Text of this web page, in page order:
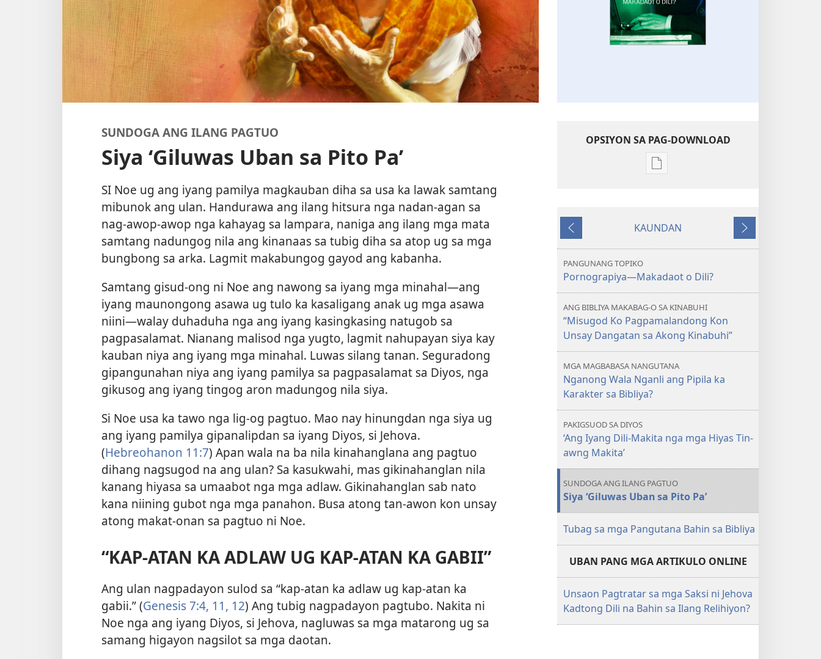
SUNDOGA ANG ILANG PAGTUO
Siya ‘Giluwas Uban sa Pito Pa’
SI Noe ug ang iyang pamilya magkauban diha sa usa ka lawak samtang
mibunok ang ulan. Handurawa ang ilang hitsura nga nadan-agan sa
nag-awop-awop nga kahayag sa lampara, naniga ang ilang mga mata
samtang nadungog nila ang kinanaas sa tubig diha sa atop ug sa mga
bungbong sa arka. Lagmit makabungog gayod ang kabanha.
Samtang gisud-ong ni Noe ang nawong sa iyang mga minahal—ang
iyang maunongong asawa ug tulo ka kasaligang anak ug mga asawa
niini—walay duhaduha nga ang iyang kasingkasing natugob sa
pagpasalamat. Nianang malisod nga yugto, lagmit nahupayan siya kay
kauban niya ang iyang mga minahal. Luwas silang tanan. Seguradong
gipangunahan niya ang iyang pamilya sa pagpasalamat sa Diyos, nga
gikusog ang iyang tingog aron madungog nila siya.
Si Noe usa ka tawo nga lig-og pagtuo. Mao nay hinungdan nga siya ug
ang iyang pamilya gipanalipdan sa iyang Diyos, si Jehova.
(Hebreohanon 11:7) Apan wala na ba nila kinahanglana ang pagtuo
dihang nagsugod na ang ulan? Sa kasukwahi, mas gikinahanglan nila
kanang hiyasa sa umaabot nga mga adlaw. Gikinahanglan sab nato
kana niining gubot nga mga panahon. Busa atong tan-awon kon unsay
atong makat-onan sa pagtuo ni Noe.
“KAP-ATAN KA ADLAW UG KAP-ATAN KA GABII”
Ang ulan nagpadayon sulod sa “kap-atan ka adlaw ug kap-atan ka
gabii.” (Genesis 7:4, 11, 12) Ang tubig nagpadayon pagtubo. Nakita ni
Noe nga ang iyang Diyos, si Jehova, nagluwas sa mga matarong ug sa
samang higayon nagsilot sa mga daotan.
OPSIYON SA PAG-DOWNLOAD
Opsiyon
sa
BANTAYANANG
Pornograpiya
—
Makadaot
Dili?
Miagi
KAUNDAN
Sunod
PANGUNANG TOPIKO
Pornograpiya—Makadaot o Dili?
ANG BIBLIYA MAKABAG-O SA KINABUHI
“Misugod Ko Pagpamalandong Kon
Unsay Dangatan sa Akong Kinabuhi”
MGA MAGBABASA NANGUTANA
Nganong Wala Nganli ang Pipila ka
Karakter sa Bibliya?
PAKIGSUOD SA DIYOS
‘Ang Iyang Dili-Makita nga mga Hiyas Tin-
awng Makita’
SUNDOGA ANG ILANG PAGTUO
Siya ‘Giluwas Uban sa Pito Pa’
Tubag sa mga Pangutana Bahin sa Bibliya
UBAN PANG MGA ARTIKULO ONLINE
Unsaon Pagtratar sa mga Saksi ni Jehova
Kadtong Dili na Bahin sa Ilang Relihiyon?